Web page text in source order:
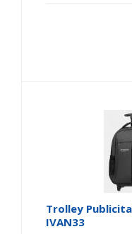
Trolley
IVAN33